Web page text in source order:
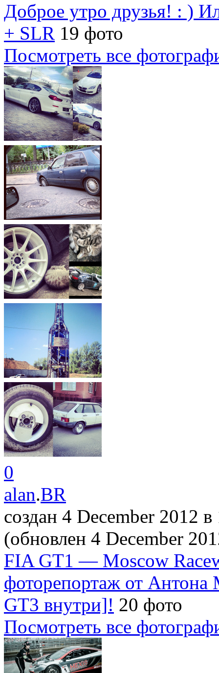
Доброе утро друзья! : )
+ SLR 19 фото
Посмотреть все
0
alan.BR
создан 4 December 2012 в
(обновлен 4 December
FIA GT1 — Moscow
фоторепортаж от
GT3 внутри]! 20 фото
Посмотреть все